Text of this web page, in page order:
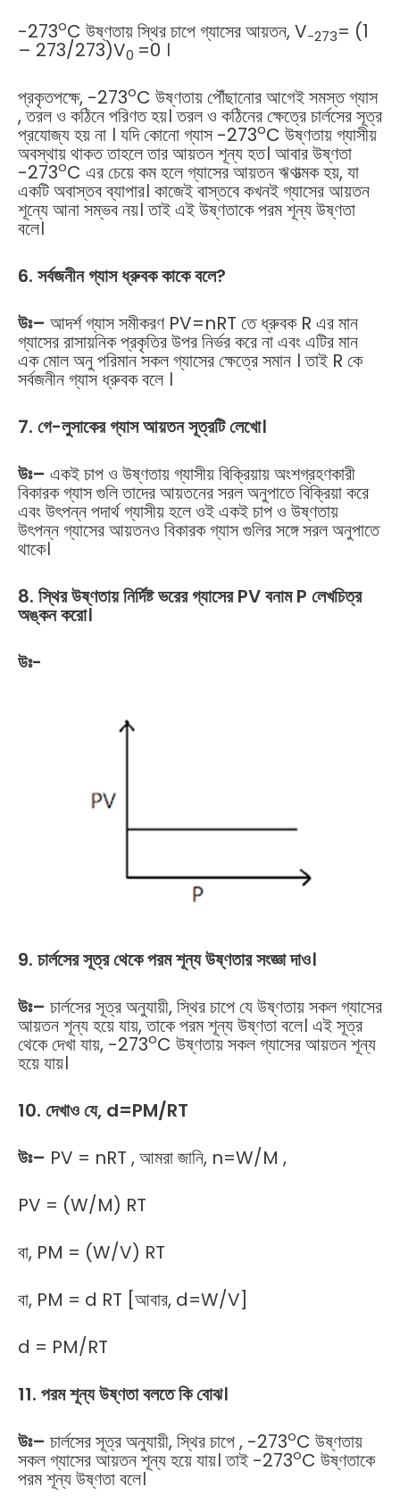
-273oC উষ্ণতায় স্থির চাপে গ্যাসের আয়তন, V-273= (1
– 273/273)V0 =0 ।
প্রকৃতপক্ষে, -273oC উষ্ণতায় পৌঁছানোর আগেই সমস্ত গ্যাস
, তরল ও কঠিনে পরিণত হয়। তরল ও কঠিনের ক্ষেত্রে চার্লসের সূত্র
প্রযোজ্য হয় না । যদি কোনো গ্যাস -273oC উষ্ণতায় গ্যাসীয়
অবস্থায় থাকত তাহলে তার আয়তন শূন্য হত। আবার উষ্ণতা
-273oC এর চেয়ে কম হলে গ্যাসের আয়তন ঋণাত্মক হয়, যা
একটি অবাস্তব ব্যাপার। কাজেই বাস্তবে কখনই গ্যাসের আয়তন
শূন্যে আনা সম্ভব নয়। তাই এই উষ্ণতাকে পরম শূন্য উষ্ণতা
বলে।
6. সর্বজনীন গ্যাস ধ্রুবক কাকে বলে?
উঃ– আদর্শ গ্যাস সমীকরণ PV=nRT তে ধ্রুবক R এর মান
গ্যাসের রাসায়নিক প্রকৃতির উপর নির্ভর করে না এবং এটির মান
এক মোল অনু পরিমান সকল গ্যাসের ক্ষেত্রে সমান । তাই R কে
সর্বজনীন গ্যাস ধ্রুবক বলে ।
7. গে-লুসাকের গ্যাস আয়তন সূত্রটি লেখো।
উঃ– একই চাপ ও উষ্ণতায় গ্যাসীয় বিক্রিয়ায় অংশগ্রহণকারী
বিকারক গ্যাস গুলি তাদের আয়তনের সরল অনুপাতে বিক্রিয়া করে
এবং উৎপন্ন পদার্থ গ্যাসীয় হলে ওই একই চাপ ও উষ্ণতায়
উৎপন্ন গ্যাসের আয়তনও বিকারক গ্যাস গুলির সঙ্গে সরল অনুপাতে
থাকে।
8. স্থির উষ্ণতায় নির্দিষ্ট ভরের গ্যাসের PV বনাম P লেখচিত্র
অঙ্কন করো।
উঃ-
9. চার্লসের সূত্র থেকে পরম শূন্য উষ্ণতার সংজ্ঞা দাও।
উঃ– চার্লসের সূত্র অনুযায়ী, স্থির চাপে যে উষ্ণতায় সকল গ্যাসের
আয়তন শূন্য হয়ে যায়, তাকে পরম শূন্য উষ্ণতা বলে। এই সূত্র
থেকে দেখা যায়, -273oC উষ্ণতায় সকল গ্যাসের আয়তন শূন্য
হয়ে যায়।
10. দেখাও যে, d=PM/RT
উঃ– PV = nRT , আমরা জানি, n=W/M ,
PV = (W/M) RT
বা, PM = (W/V) RT
বা, PM = d RT [আবার, d=W/V]
d = PM/RT
11. পরম শূন্য উষ্ণতা বলতে কি বোঝ।
উঃ– চার্লসের সূত্র অনুযায়ী, স্থির চাপে , -273oC উষ্ণতায়
সকল গ্যাসের আয়তন শূন্য হয়ে যায়। তাই -273oC উষ্ণতাকে
পরম শূন্য উষ্ণতা বলে।